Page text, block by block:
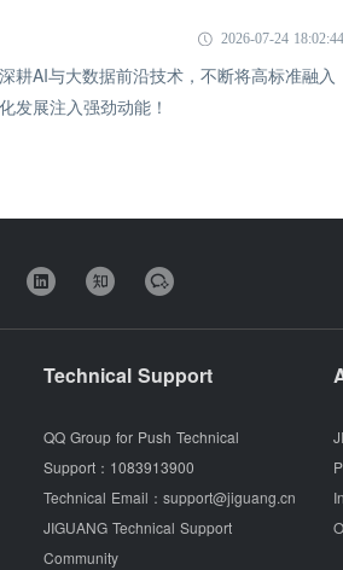
2026-07-24 18:02:44
耕AI与大数据前沿技术，不断将高标准融入
发展注入强劲动能！
Technical Support
QQ Group for Push Technical
Support： 1083913900
Technical Email： support@jiguang.cn
JIGUANG Technical Support
Community